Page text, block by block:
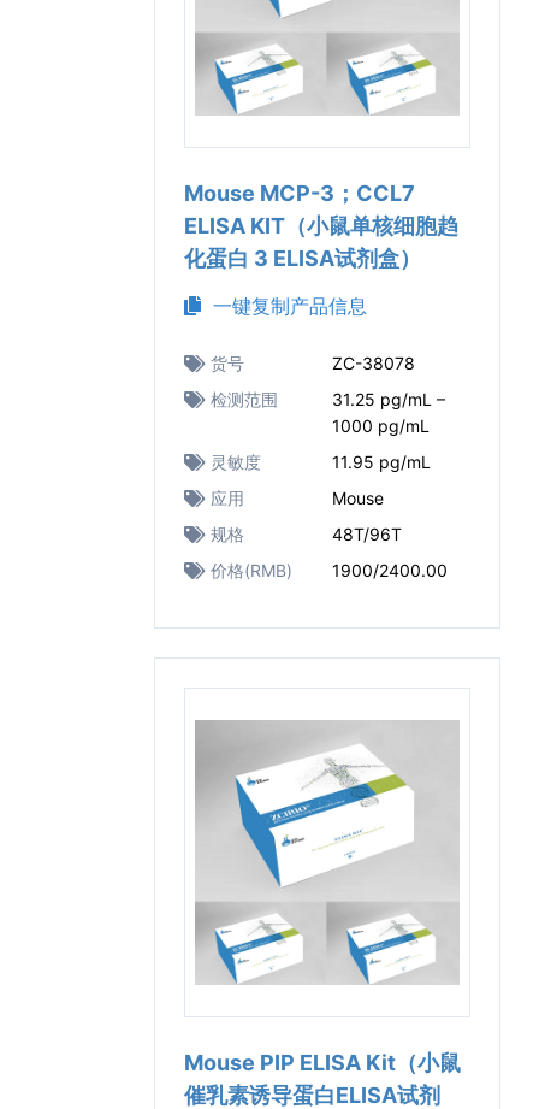
Mouse MCP-3；CCL7
ELISA KIT（小鼠单核细胞趋
化蛋白 3 ELISA试剂盒）
一键复制产品信息
货号
ZC-38078
检测范围
31.25 pg/mL –
1000 pg/mL
灵敏度
11.95 pg/mL
应用
Mouse
规格
48T/96T
价格(RMB)
1900/2400.00
Mouse PIP ELISA Kit（小鼠
催乳素诱导蛋白ELISA试剂